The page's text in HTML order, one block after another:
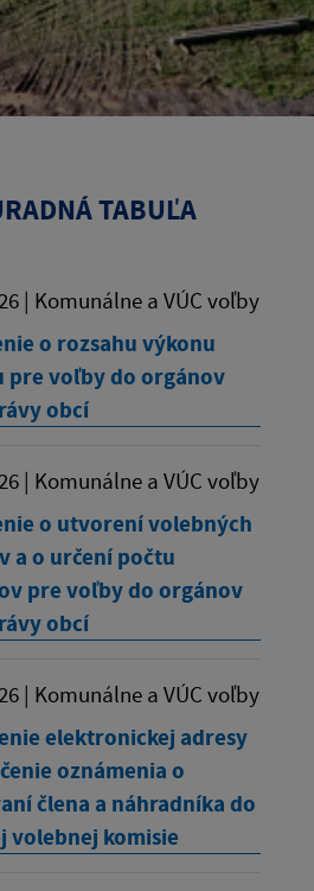
TABUĽA
| Komunálne a VÚC voľby
o rozsahu výkonu
pre voľby do orgánov
obcí
| Komunálne a VÚC voľby
o utvorení volebných
a o určení počtu
pre voľby do orgánov
obcí
| Komunálne a VÚC voľby
elektronickej adresy
oznámenia o
člena a náhradníka do
volebnej komisie